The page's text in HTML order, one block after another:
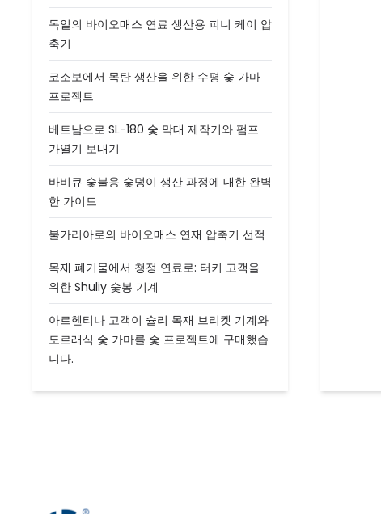
독일의 바이오매스 연료 생산용 피니 케이 압
축기
코소보에서 목탄 생산을 위한 수평 숯 가마
프로젝트
베트남으로 SL-180 숯 막대 제작기와 펌프
가열기 보내기
바비큐 숯불용 숯덩이 생산 과정에 대한 완벽
한 가이드
불가리아로의 바이오매스 연재 압축기 선적
목재 폐기물에서 청정 연료로: 터키 고객을
위한 Shuliy 숯봉 기계
아르헨티나 고객이 슐리 목재 브리켓 기계와
도르래식 숯 가마를 숯 프로젝트에 구매했습
니다.